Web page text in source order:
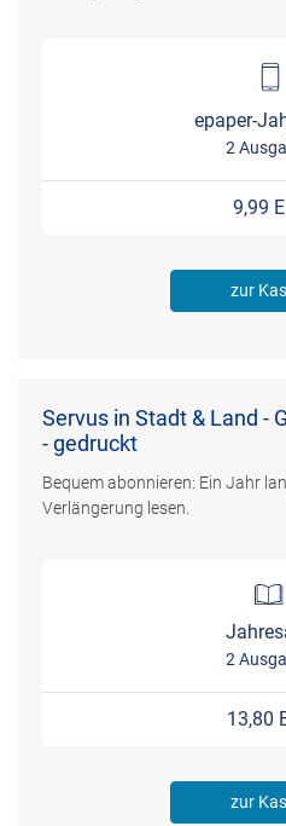
epaper-
2
9,99
zur
Servus in Stadt & Land -
- gedruckt
Bequem abonnieren: Ein Jahr
Verlängerung lesen.
2
13,80
zur